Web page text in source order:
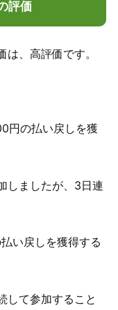
評価
、高評価です。
円の払い戻しを獲
しましたが、3日連
い戻しを獲得する
して参加すること